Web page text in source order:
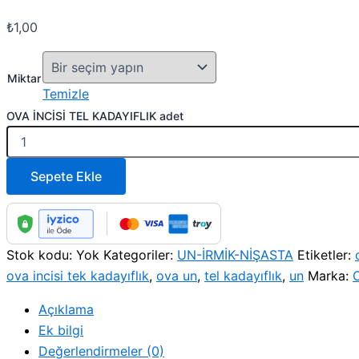
₺1,00
Miktar
Temizle
OVA İNCİSİ TEL KADAYIFLIK adet
Sepete Ekle
Stok kodu: Yok Kategoriler: UN-İRMİK-NİŞASTA Etiketler:
ova incisi tek kadayıflık, ova un, tel kadayıflık, un Marka:
Açıklama
Ek bilgi
Değerlendirmeler (0)